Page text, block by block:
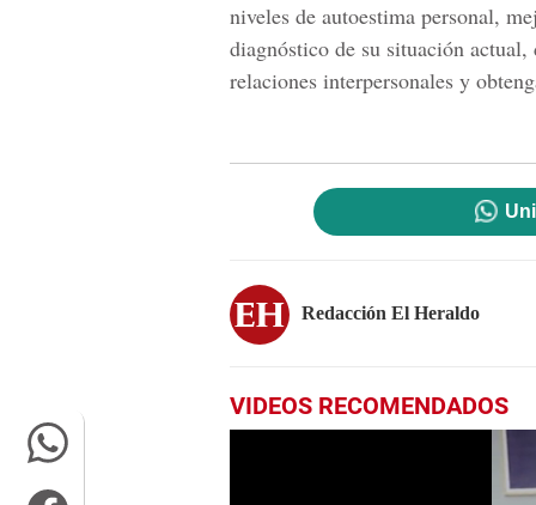
niveles de autoestima personal,
diagnóstico de su situación
relaciones interpersonales y
Redacción El Heraldo
VIDEOS RECOMENDADOS